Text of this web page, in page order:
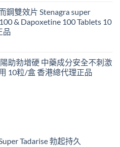
鋼雙效片 Stenagra super
& Dapoxetine 100 Tablets 10
品
助勃增硬 中藥成分安全不刺激
10粒/盒 香港總代理正品
Tadarise 勃起持久